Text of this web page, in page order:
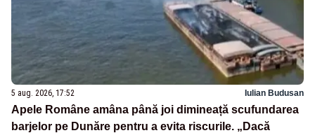
5 aug. 2026, 17:52 Iulian Budusan
Apele Române amâna până joi dimineață scufundarea
barjelor pe Dunăre pentru a evita riscurile. „Dacă